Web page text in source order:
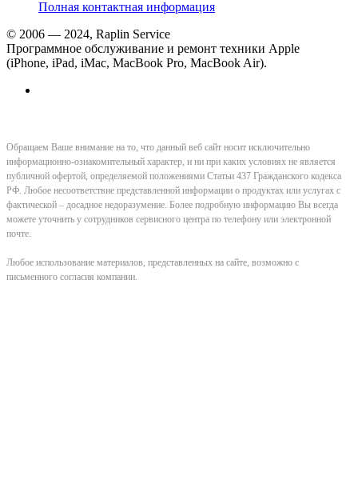
Полная контактная информация
© 2006 — 2024, Raplin Service
Программное обслуживание и ремонт техники Apple
(iPhone, iPad, iMac, MacBook Pro, MacBook Air).
Обращаем Ваше внимание на то, что данный веб сайт носит исключительно
информационно-ознакомительный характер, и ни при каких условиях не является
публичной офертой, определяемой положениями Статьи 437 Гражданского кодекса
РФ. Любое несоответствие представленной информации о продуктах или услугах с
фактической – досадное недоразумение. Более подробную информацию Вы всегда
можете уточнить у сотрудников сервисного центра по телефону или электронной
почте.
Любое использование материалов, представленных на сайте, возможно с
письменного согласия компании.